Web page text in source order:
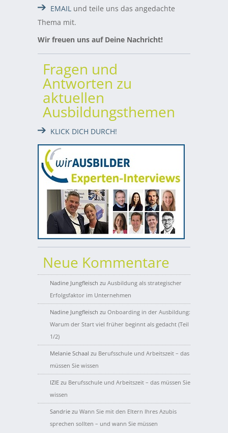
EMAIL und teile uns das angedachte
Thema mit.
Wir freuen uns auf Deine Nachricht!
Fragen und
Antworten zu
aktuellen
Ausbildungsthemen
KLICK DICH DURCH!
Neue Kommentare
Nadine Jungfleisch zu Ausbildung als strategischer
Erfolgsfaktor im Unternehmen
Nadine Jungfleisch zu Onboarding in der Ausbildung:
Warum der Start viel früher beginnt als gedacht (Teil
1/2)
Melanie Schaal zu Berufsschule und Arbeitszeit – das
müssen Sie wissen
IZIE zu Berufsschule und Arbeitszeit – das müssen Sie
wissen
Sandrie zu Wann Sie mit den Eltern Ihres Azubis
sprechen sollten – und wann Sie müssen